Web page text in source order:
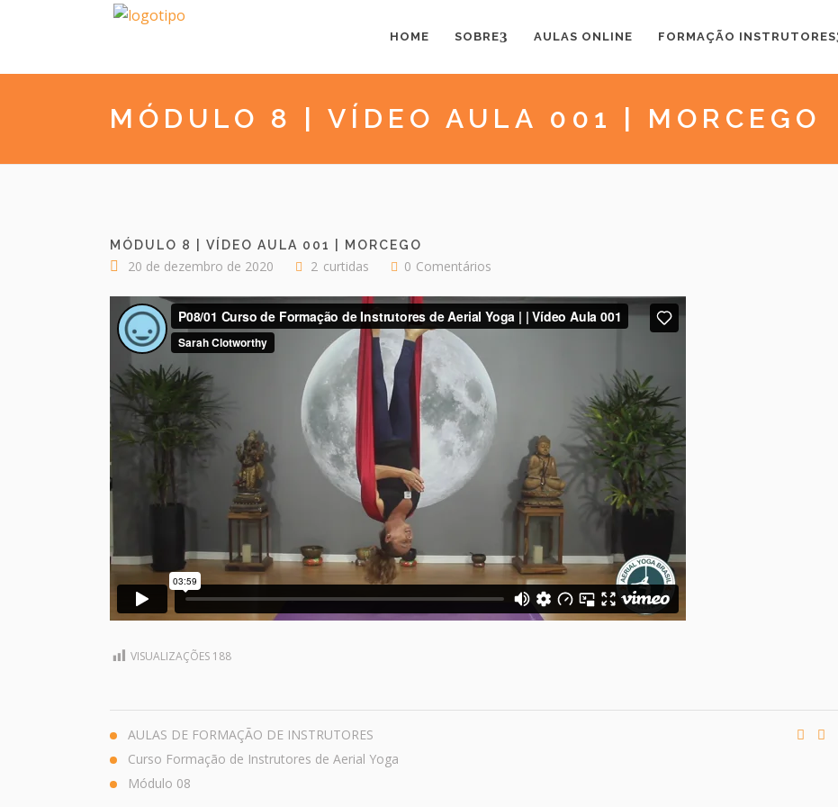
HOME SOBRE AULAS ONLINE FORMAÇÃO INSTRUTORES
MÓDULO 8 | VÍDEO AULA 001 | MORCEGO
MÓDULO 8 | VÍDEO AULA 001 | MORCEGO
20 de dezembro de 2020 2 curtidas 0 Comentários
VISUALIZAÇÕES 188
AULAS DE FORMAÇÃO DE INSTRUTORES
Curso Formação de Instrutores de Aerial Yoga
Módulo 08